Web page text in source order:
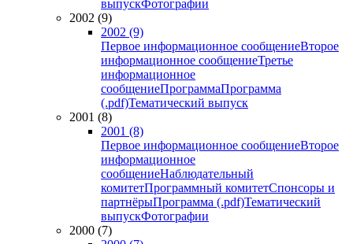
выпускФотографии
2002 (9)
2002 (9)
Первое информационное сообщениеВторое
информационное сообщениеТретье
информационное
сообщениеПрограммаПрограмма
(.pdf)Тематический выпуск
2001 (8)
2001 (8)
Первое информационное сообщениеВторое
информационное
сообщениеНаблюдательный
комитетПрограммный комитетСпонсоры и
партнёрыПрограмма (.pdf)Тематический
выпускФотографии
2000 (7)